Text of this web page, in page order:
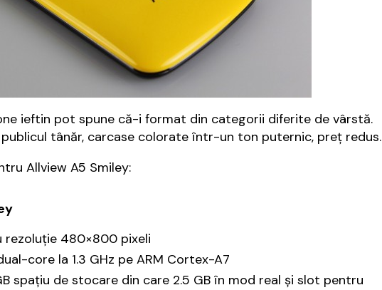
ieftin pot spune că-i format din categorii diferite de vârstă.
tânăr, carcase colorate într-un ton puternic, preț redus.
Allview A5 Smiley:
rezoluție 480×800 pixeli
core la 1.3 GHz pe ARM Cortex-A7
spațiu de stocare din care 2.5 GB în mod real și slot pentru